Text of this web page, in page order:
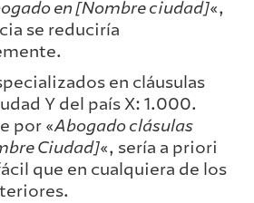
en [Nombre ciudad]«,
se reduciría
en cláusulas
Y del país X: 1.000.
por «Abogado clásulas
Ciudad]«, sería a priori
que en cualquiera de los